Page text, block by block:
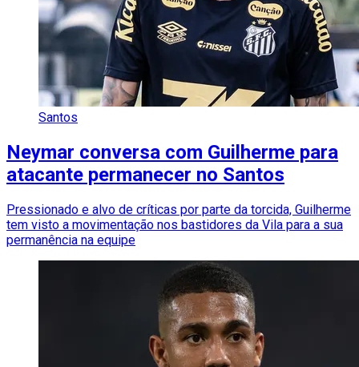
Santos
Neymar conversa com Guilherme para
atacante permanecer no Santos
Pressionado e alvo de críticas por parte da torcida, Guilherme
tem visto a movimentação nos bastidores da Vila para a sua
permanência na equipe